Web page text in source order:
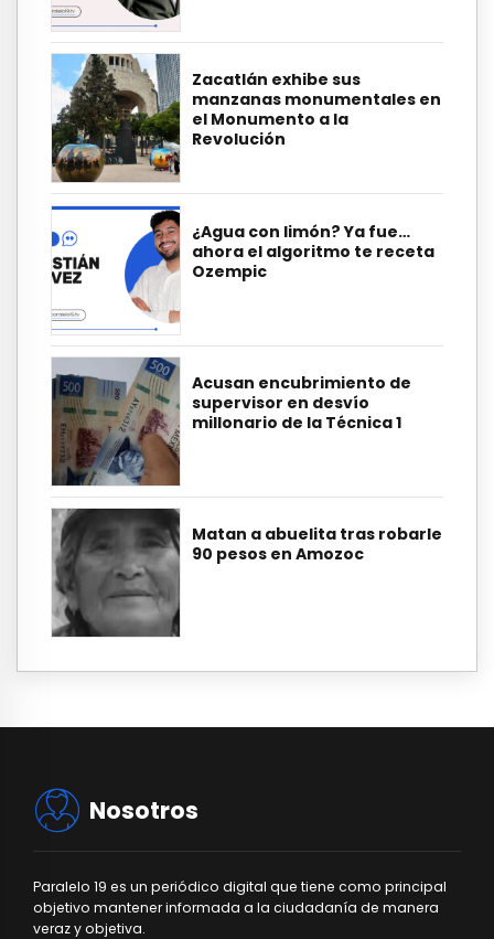
Zacatlán exhibe sus
manzanas monumentales en
el Monumento a la
Revolución
¿Agua con limón? Ya fue…
ahora el algoritmo te receta
Ozempic
Acusan encubrimiento de
supervisor en desvío
millonario de la Técnica 1
Matan a abuelita tras robarle
90 pesos en Amozoc
Nosotros
Paralelo 19 es un periódico digital que tiene como principal
objetivo mantener informada a la ciudadanía de manera
veraz y objetiva.